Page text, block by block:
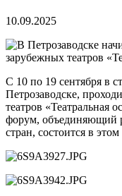
10.09.2025
С 10 по 19 сентября в
Петрозаводске,
театров «Театральная
форум, объединяющий
стран, состоится в